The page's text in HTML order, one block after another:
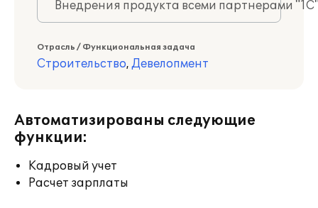
Внедрения продукта всеми партнерами
Отрасль / Функциональная задача
Строительство, Девелопмент
Автоматизированы следующие
функции:
Кадровый учет
Расчет зарплаты